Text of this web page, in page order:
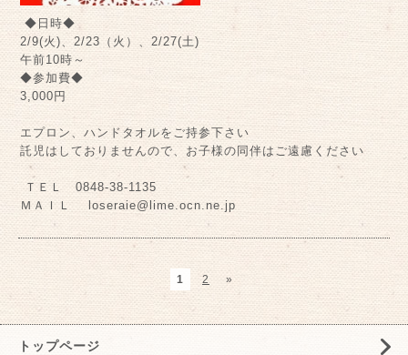
◆日時◆
2/9(火)、2/23（火）、2/27(土)
午前10時～
◆参加費◆
3,000円
エプロン、ハンドタオルをご持参下さい
託児はしておりませんので、お子様の同伴はご遠慮ください
ＴＥＬ 0848-38-1135
ＭＡＩＬ loseraie@lime.ocn.ne.jp
1 2 »
トップページ